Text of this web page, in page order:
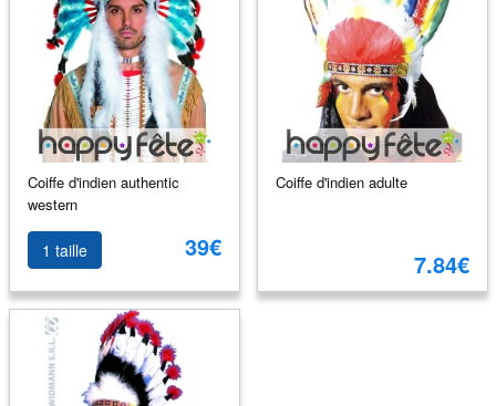
Coiffe d'indien authentic
western
1 taille 39€
Coiffe d'indien adulte
7.84€